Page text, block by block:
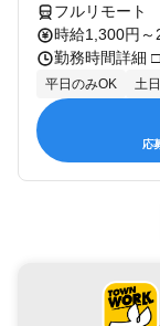
フルリモート
時給1,300円～
平日のみOK 土
応